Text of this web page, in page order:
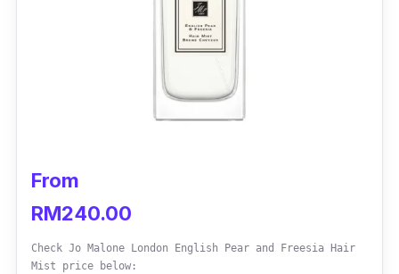
From
RM240.00
Check Jo Malone London English Pear and Freesia Hair
Mist price below: